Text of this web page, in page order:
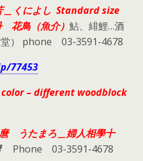
＿くによし Standard size
花鳥（魚介） 鮎、緋鯉…酒
堂） phone 03-3591-4678
77453
– different woodblock
うたまろ＿婦人相學十
Phone 03-3591-4678